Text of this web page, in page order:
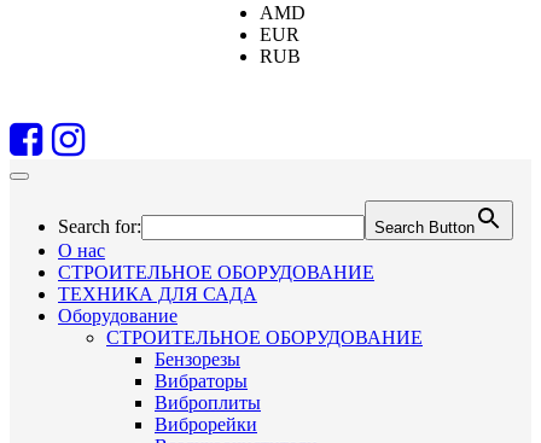
AMD
EUR
RUB
Search for: Search Button
О нас
СТРОИТЕЛЬНОЕ ОБОРУДОВАНИЕ
ТЕХНИКА ДЛЯ САДА
Оборудование
СТРОИТЕЛЬНОЕ ОБОРУДОВАНИЕ
Бензорезы
Вибраторы
Виброплиты
Виброрейки